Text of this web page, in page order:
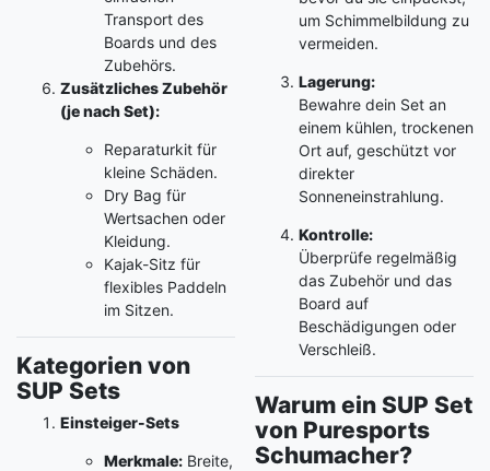
Transport des
Boards und des
Zubehörs.
Zusätzliches Zubehör
(je nach Set):
Reparaturkit für
kleine Schäden.
Dry Bag für
Wertsachen oder
Kleidung.
Kajak-Sitz für
flexibles Paddeln
im Sitzen.
Kategorien von
SUP Sets
Einsteiger-Sets
Merkmale: Breite,
um Schimmelbildung zu
vermeiden.
Lagerung:
Bewahre dein Set an
einem kühlen, trockenen
Ort auf, geschützt vor
direkter
Sonneneinstrahlung.
Kontrolle:
Überprüfe regelmäßig
das Zubehör und das
Board auf
Beschädigungen oder
Verschleiß.
Warum ein SUP Set
von Puresports
Schumacher?